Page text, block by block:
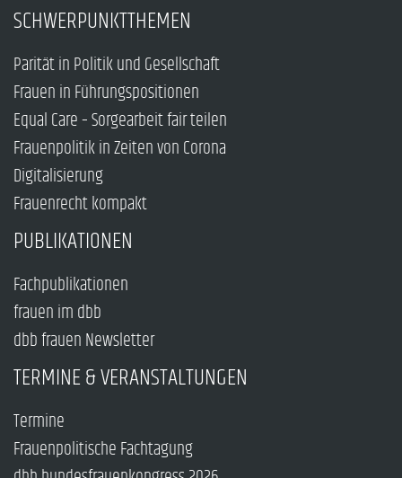
SCHWERPUNKTTHEMEN
Parität in Politik und Gesellschaft
Frauen in Führungspositionen
Equal Care – Sorgearbeit fair teilen
Frauenpolitik in Zeiten von Corona
Digitalisierung
Frauenrecht kompakt
PUBLIKATIONEN
Fachpublikationen
frauen im dbb
dbb frauen Newsletter
TERMINE & VERANSTALTUNGEN
Termine
Frauenpolitische Fachtagung